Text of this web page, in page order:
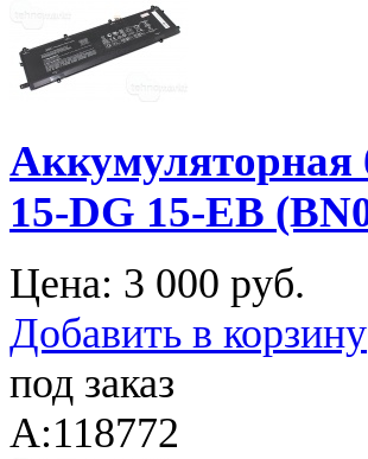
Аккумуляторная
15-DG 15-EB
Цена: 3 000 руб.
Добавить в корзину
под заказ
A:118772